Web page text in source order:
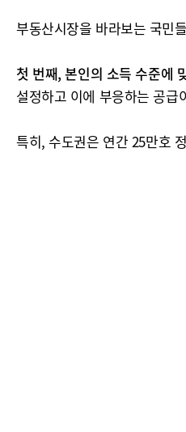
부동산시장을 바라보는 국민
첫 번째, 본인의 소득 수준에
설정하고 이에 부응하는 공급
특히, 수도권은 연간 25만호